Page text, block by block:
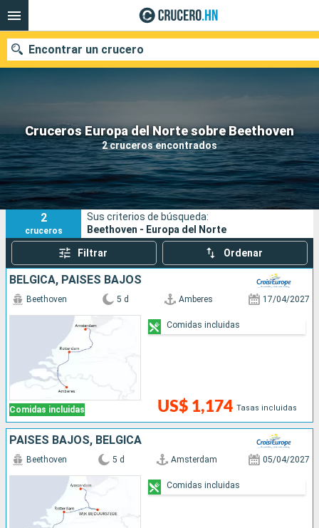
Cruceros Europa del Norte sobre Beethoven
2 cruceros encontrados
Encontrar un crucero
Nuestros destinos
Fecha de salida
Puertos Compañías
Buscar
2
cruceros
Sus criterios de búsqueda:
Beethoven - Europa del Norte
Filtrar Ordenar
BÉLGICA, PAISES BAJOS
Comidas incluidas
Beethoven 5 d Amberes 17/04/2027
US$ 1,174 Tasas incluidas
Comidas incluidas
PAISES BAJOS, BÉLGICA
Beethoven 5 d Amsterdam 05/04/2027
Comidas incluidas